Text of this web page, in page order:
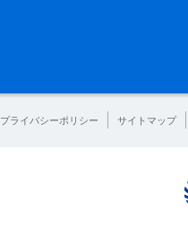
プライバシーポリシー サイトマップ